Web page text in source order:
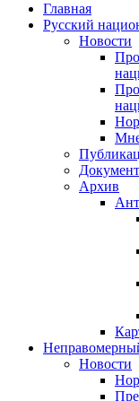
Главная
Русский
Новости
Архив
Новости